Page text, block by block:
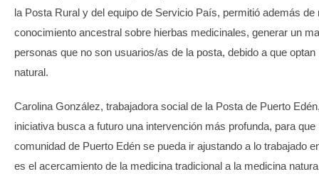
la Posta Rural y del equipo de Servicio País, permitió además de
conocimiento ancestral sobre hierbas medicinales, generar un
personas que no son usuarios/as de la posta, debido a que
natural.
Carolina González, trabajadora social de la Posta de Puerto
iniciativa busca a futuro una intervención más profunda, para que
comunidad de Puerto Edén se pueda ir ajustando a lo trabajado
es el acercamiento de la medicina tradicional a la medicina